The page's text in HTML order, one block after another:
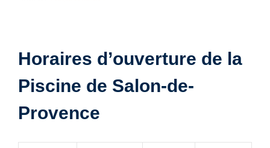
Horaires d’ouverture de la
Piscine de Salon-de-
Provence